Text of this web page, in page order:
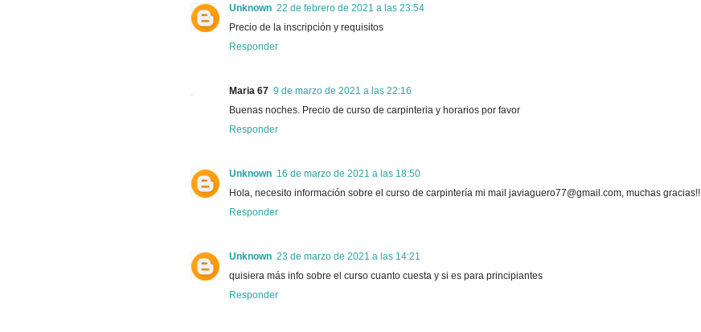
Unknown 22 de febrero de 2021 a las 23:54
Precio de la inscripción y requisitos
Responder
Maria 67 9 de marzo de 2021 a las 22:16
Buenas noches. Precio de curso de carpinteria y horarios por favor
Responder
Unknown 16 de marzo de 2021 a las 18:50
Hola, necesito información sobre el curso de carpintería mi mail javiaguero77@gmail.com, muchas gracias!!
Responder
Unknown 23 de marzo de 2021 a las 14:21
quisiera más info sobre el curso cuanto cuesta y si es para principiantes
Responder